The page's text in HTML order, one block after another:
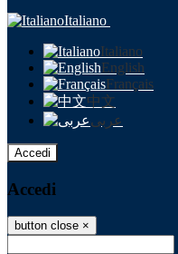
Italiano
Italiano
English
Français
中文
عربى
Accedi
Accedi
button close ×